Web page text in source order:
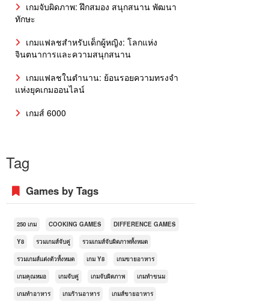
เกมจับผิดภาพ: ฝึกสมอง สนุกสนาน พัฒนา
ทักษะ
เกมแฟลชสำหรับเด็กผู้หญิง: โลกแห่ง
จินตนาการและความสนุกสนาน
เกมแฟลชในตำนาน: ย้อนรอยความทรงจำ
แห่งยุคเกมออนไลน์
เกมส์ 6000
Tag
Games by Tags
250 เกม COOKING GAMES DIFFERENCE GAMES
Y8 รวมเกมส์จับคู่ รวมเกมส์จับผิดภาพทั้งหมด
รวมเกมส์แต่งตัวทั้งหมด เกม Y8 เกมขายอาหาร
เกมคุณหมอ เกมจับคู่ เกมจับผิดภาพ เกมทำขนม
เกมทำอาหาร เกมร้านอาหาร เกมส์ขายอาหาร